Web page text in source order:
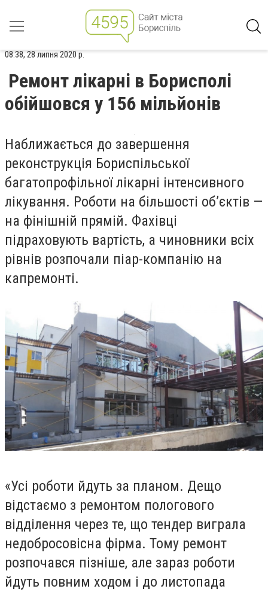
08:38, 28 липня 2020 р.
Ремонт лікарні в Борисполі
обійшовся у 156 мільйонів
Наближається до завершення
реконструкція Бориспільської
багатопрофільної лікарні інтенсивного
лікування. Роботи на більшості об’єктів —
на фінішній прямій. Фахівці
підраховують вартість, а чиновники всіх
рівнів розпочали піар-компанію на
капремонті.
«Усі роботи йдуть за планом. Дещо
відстаємо з ремонтом пологового
відділення через те, що тендер виграла
недобросовісна фірма. Тому ремонт
розпочався пізніше, але зараз роботи
йдуть повним ходом і до листопада